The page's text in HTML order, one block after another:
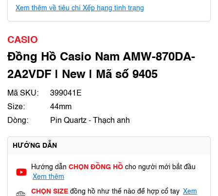
Xem thêm về tiêu chí Xếp hạng tình trạng
CASIO
Đồng Hồ Casio Nam AMW-870DA-
2A2VDF | New | Mã số 9405
Mã SKU:
399041E
Size:
44mm
Dòng:
Pin Quartz - Thạch anh
HƯỚNG DẪN
Hướng dẫn CHỌN ĐỒNG HỒ cho người mới bắt đầu
Xem thêm
CHỌN SIZE đồng hồ như thế nào để hợp cổ tay Xem